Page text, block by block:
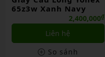
65z3w Xanh Navy
2,400,000₫
Liên hệ
So sánh